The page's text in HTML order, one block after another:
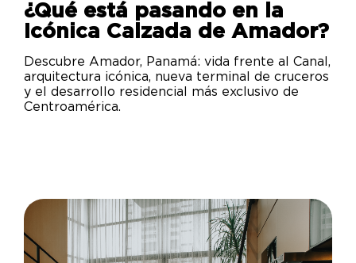
¿Qué está pasando en la
Icónica Calzada de Amador?
Descubre Amador, Panamá: vida frente al Canal,
arquitectura icónica, nueva terminal de cruceros
y el desarrollo residencial más exclusivo de
Centroamérica.